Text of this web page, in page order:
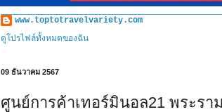
www.toptotravelvariety.com
ดูโปรไฟล์ทั้งหมดของฉัน
09 ธันวาคม 2567
ศูนย์การค้าเทอร์มินอล21 พระร